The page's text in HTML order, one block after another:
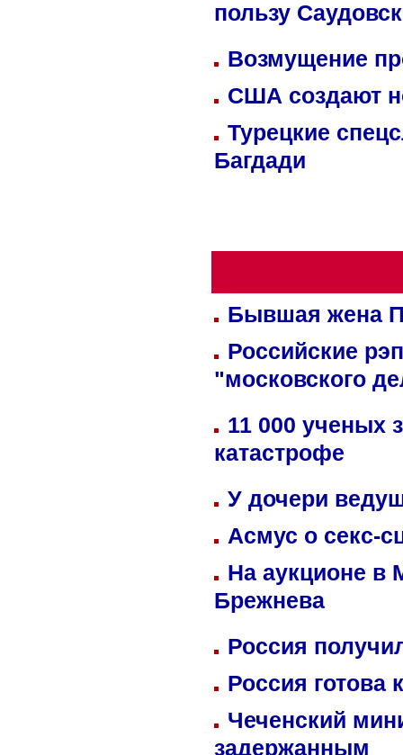
пользу
Возмущение
США создают
Турецкие
Багдади
Бывшая жена
Российские
"московского
11 000 ученых
катастрофе
У дочери
Асмус о секс-
На аукционе в
Брежнева
Россия
Россия готова
Чеченский